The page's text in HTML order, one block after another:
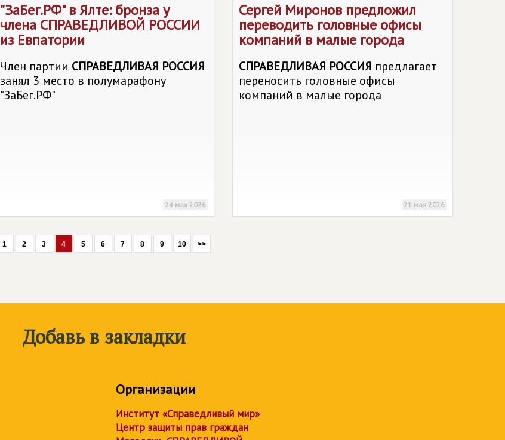
"ЗаБег.РФ" в Ялте: бронза у
члена СПРАВЕДЛИВОЙ РОССИИ
из Евпатории
Член партии СПРАВЕДЛИВАЯ РОССИЯ
занял 3 место в полумарафону
"ЗаБег.РФ"
24 мая 2026
Сергей Миронов предложил
переводить головные офисы
компаний в малые города
СПРАВЕДЛИВАЯ РОССИЯ предлагает
переносить головные офисы
компаний в малые города
21 мая 2026
1 2 3 4 5 6 7 8 9 10 >>
Добавь в закладки
Организации
Институт «Справедливый мир»
Центр защиты прав граждан